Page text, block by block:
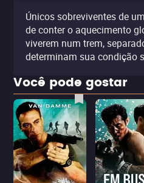
Únicos sobreviventes de
de conter o aquecimento
viverem num trem,
determinam sua condição
Você pode gostar